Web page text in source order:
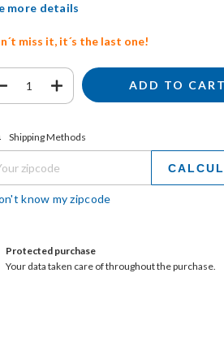
more details
miss it, it´s the last one!
for zipcode:
Shipping Methods
know my zipcode
Protected purchase
Your data taken care of throughout the purchase.